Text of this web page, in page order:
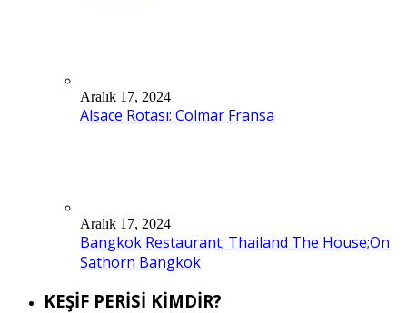
Aralık 17, 2024
Alsace Rotası: Colmar Fransa
Aralık 17, 2024
Bangkok Restaurant; Thailand The House;On
Sathorn Bangkok
KEŞİF PERİSİ KİMDİR?